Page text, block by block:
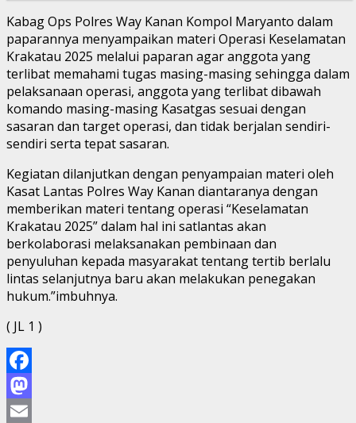
Kabag Ops Polres Way Kanan Kompol Maryanto dalam
paparannya menyampaikan materi Operasi Keselamatan
Krakatau 2025 melalui paparan agar anggota yang
terlibat memahami tugas masing-masing sehingga dalam
pelaksanaan operasi, anggota yang terlibat dibawah
komando masing-masing Kasatgas sesuai dengan
sasaran dan target operasi, dan tidak berjalan sendiri-
sendiri serta tepat sasaran.
Kegiatan dilanjutkan dengan penyampaian materi oleh
Kasat Lantas Polres Way Kanan diantaranya dengan
memberikan materi tentang operasi “Keselamatan
Krakatau 2025” dalam hal ini satlantas akan
berkolaborasi melaksanakan pembinaan dan
penyuluhan kepada masyarakat tentang tertib berlalu
lintas selanjutnya baru akan melakukan penegakan
hukum.”imbuhnya.
( JL 1 )
Facebook
Mastodon